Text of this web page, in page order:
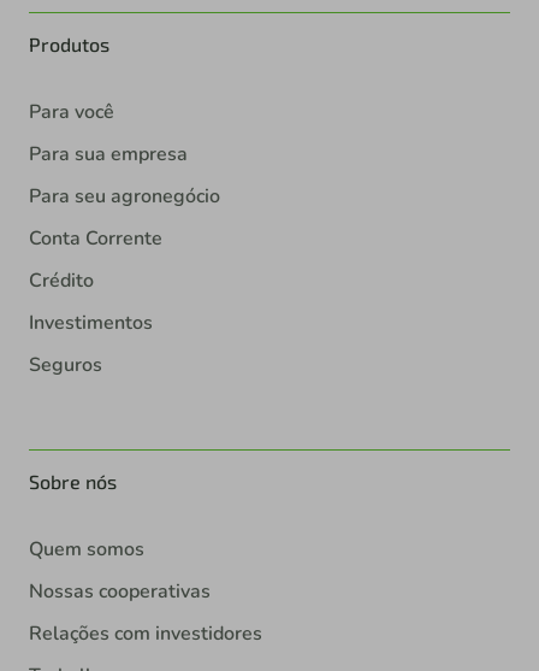
Produtos
Para você
Para sua empresa
Para seu agronegócio
Conta Corrente
Crédito
Investimentos
Seguros
Sobre nós
Quem somos
Nossas cooperativas
Relações com investidores